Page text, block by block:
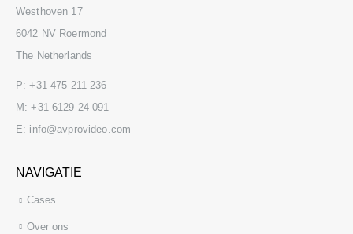
Westhoven 17
6042 NV Roermond
The Netherlands
P:+31 475 211 236
M:+31 6129 24 091
E: info@avprovideo.com
NAVIGATIE
Cases
Over ons